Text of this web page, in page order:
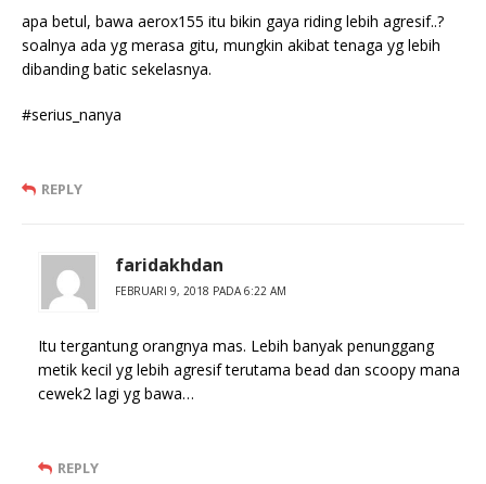
apa betul, bawa aerox155 itu bikin gaya riding lebih agresif..?
soalnya ada yg merasa gitu, mungkin akibat tenaga yg lebih
dibanding batic sekelasnya.
#serius_nanya
REPLY
faridakhdan
FEBRUARI 9, 2018 PADA 6:22 AM
Itu tergantung orangnya mas. Lebih banyak penunggang
metik kecil yg lebih agresif terutama bead dan scoopy mana
cewek2 lagi yg bawa…
REPLY